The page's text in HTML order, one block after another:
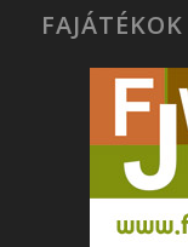
FAJÁTÉKOK